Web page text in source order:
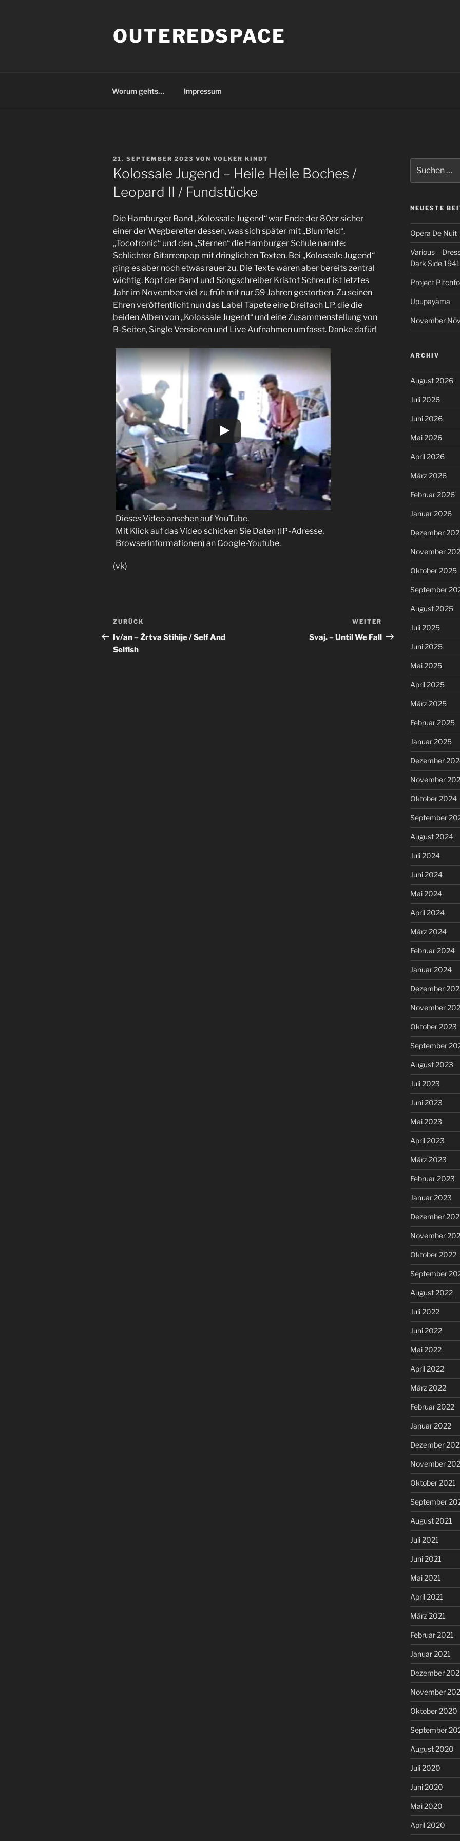
OUTEREDSPACE
Worum gehts… Impressum
VERÖFFENTLICHT
AM
21. SEPTEMBER 2023 VON VOLKER KINDT
Kolossale Jugend – Heile Heile Boches /
Leopard II / Fundstücke
Die Hamburger Band „Kolossale Jugend“ war Ende der 80er sicher
einer der Wegbereiter dessen, was sich später mit „Blumfeld“,
„Tocotronic“ und den „Sternen“ die Hamburger Schule nannte:
Schlichter Gitarrenpop mit dringlichen Texten. Bei „Kolossale Jugend“
ging es aber noch etwas rauer zu. Die Texte waren aber bereits zentral
wichtig. Kopf der Band und Songschreiber Kristof Schreuf ist letztes
Jahr im November viel zu früh mit nur 59 Jahren gestorben. Zu seinen
Ehren veröffentlicht nun das Label Tapete eine Dreifach LP, die die
beiden Alben von „Kolossale Jugend“ und eine Zusammenstellung von
B-Seiten, Single Versionen und Live Aufnahmen umfasst. Danke dafür!
Dieses Video ansehenauf YouTube.
Mit Klick auf das Video schicken Sie Daten (IP-Adresse,
Browserinformationen) an Google-Youtube.
(vk)
Beitragsnavigation
Vorheriger
Beitrag
ZURÜCK
Iv/an – Žrtva Stihije / Self And
Selfish
Nächster
Beitrag
WEITER
Svaj. – Until We Fall
nach:
NEUESTE
Opéra De Nuit
Various –
Dark Side
Project
Upupayāma
November
ARCHIV
August 2026
Juli 2026
Juni 2026
Mai 2026
April 2026
März 2026
Februar 2026
Januar 2026
Dezember
November
Oktober 2025
September
August 2025
Juli 2025
Juni 2025
Mai 2025
April 2025
März 2025
Februar 2025
Januar 2025
Dezember
November
Oktober 2024
September
August 2024
Juli 2024
Juni 2024
Mai 2024
April 2024
März 2024
Februar 2024
Januar 2024
Dezember
November
Oktober 2023
September
August 2023
Juli 2023
Juni 2023
Mai 2023
April 2023
März 2023
Februar 2023
Januar 2023
Dezember
November
Oktober 2022
September
August 2022
Juli 2022
Juni 2022
Mai 2022
April 2022
März 2022
Februar 2022
Januar 2022
Dezember
November
Oktober 2021
September
August 2021
Juli 2021
Juni 2021
Mai 2021
April 2021
März 2021
Februar 2021
Januar 2021
Dezember
November
Oktober 2020
September
August 2020
Juli 2020
Juni 2020
Mai 2020
April 2020